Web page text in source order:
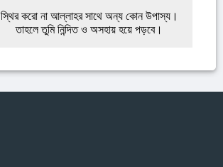
স্থির করো না আল্লাহর সাথে অন্য কোন উপাস্য।
তাহলে তুমি নিন্দিত ও অসহায় হয়ে পড়বে।